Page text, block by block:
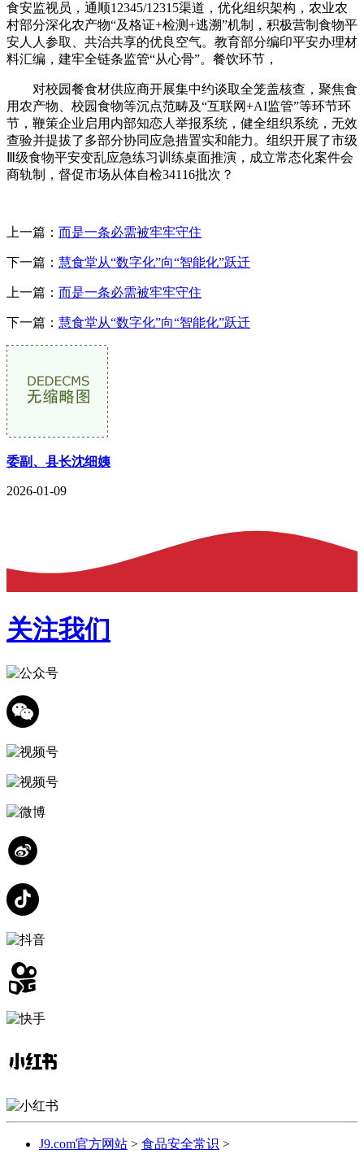
食安监视员，通顺12345/12315渠道，优化组织架构，农业农
村部分深化农产物“及格证+检测+逃溯”机制，积极营制食物平
安人人参取、共治共享的优良空气。教育部分编印平安办理材
料汇编，建牢全链条监管“从心骨”。餐饮环节，
对校园餐食材供应商开展集中约谈取全笼盖核查，聚焦食
用农产物、校园食物等沉点范畴及“互联网+AI监管”等环节环
节，鞭策企业启用内部知恋人举报系统，健全组织系统，无效
查验并提拔了多部分协同应急措置实和能力。组织开展了市级
Ⅲ级食物平安变乱应急练习训练桌面推演，成立常态化案件会
商轨制，督促市场从体自检34116批次？
上一篇： 而是一条必需被牢牢守住
下一篇： 慧食堂从“数字化”向“智能化”跃迁
上一篇： 而是一条必需被牢牢守住
下一篇： 慧食堂从“数字化”向“智能化”跃迁
委副、县长沈细姨
2026-01-09
关注我们
J9.com官方网站 > 食品安全常识 >